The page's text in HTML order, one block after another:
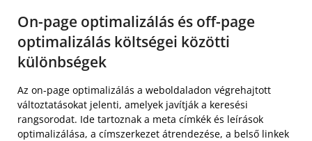
On-page optimalizálás és off-page
optimalizálás költségei közötti
különbségek
Az on-page optimalizálás a weboldaladon végrehajtott
változtatásokat jelenti, amelyek javítják a keresési
rangsorodat. Ide tartoznak a meta címkék és leírások
optimalizálása, a címszerkezet átrendezése, a belső linkek